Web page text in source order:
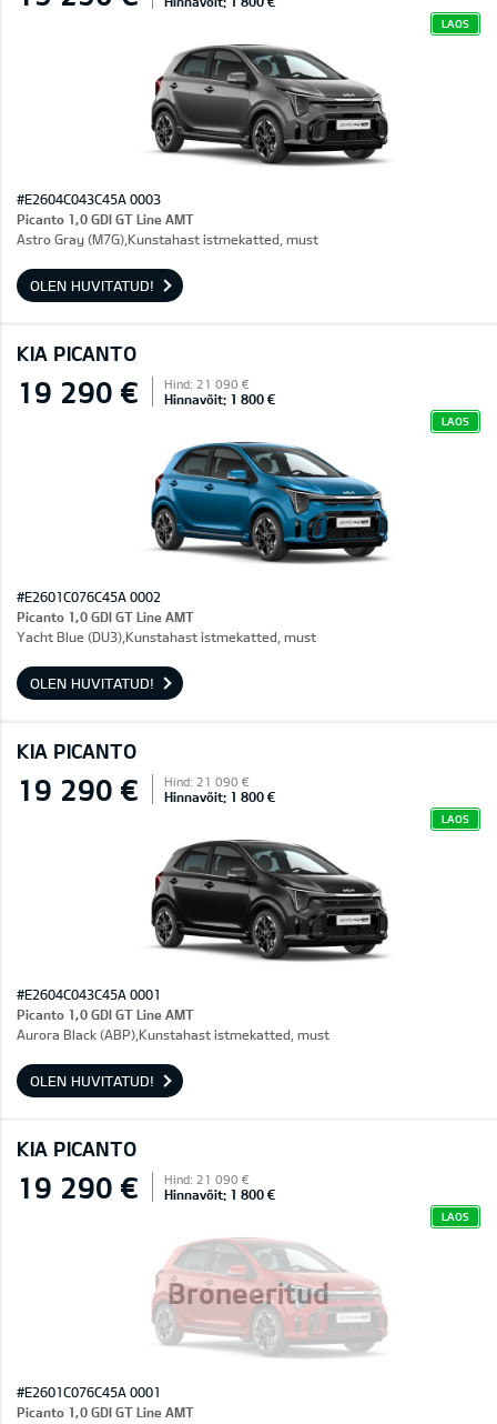
LAOS
#E2604C043C45A 0003
Picanto 1,0 GDI GT Line AMT
Astro Gray (M7G),Kunstahast istmekatted, must
OLEN HUVITATUD!
KIA PICANTO
19 290 € Hind: 21 090 €
Hinnavõit: 1 800 €
LAOS
#E2601C076C45A 0002
Picanto 1,0 GDI GT Line AMT
Yacht Blue (DU3),Kunstahast istmekatted, must
OLEN HUVITATUD!
KIA PICANTO
19 290 € Hind: 21 090 €
Hinnavõit: 1 800 €
LAOS
#E2604C043C45A 0001
Picanto 1,0 GDI GT Line AMT
Aurora Black (ABP),Kunstahast istmekatted, must
OLEN HUVITATUD!
KIA PICANTO
Broneeritud
19 290 € Hind: 21 090 €
Hinnavõit: 1 800 €
LAOS
#E2601C076C45A 0001
Picanto 1,0 GDI GT Line AMT